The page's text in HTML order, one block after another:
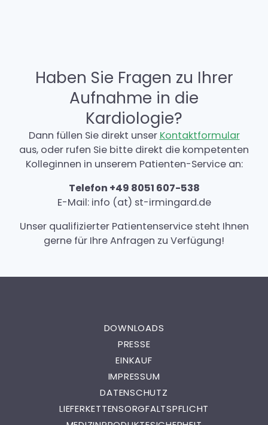
Haben Sie Fragen zu Ihrer
Aufnahme in die
Kardiologie?
Dann füllen Sie direkt unser Kontaktformular
aus, oder rufen Sie bitte direkt die kompetenten
Kolleginnen in unserem Patienten-Service an:
Telefon +49 8051 607-538
E-Mail: info (at) st-irmingard.de
Unser qualifizierter Patientenservice steht Ihnen
gerne für Ihre Anfragen zu Verfügung!
DOWNLOADS
PRESSE
EINKAUF
IMPRESSUM
DATENSCHUTZ
LIEFERKETTENSORGFALTSPFLICHT